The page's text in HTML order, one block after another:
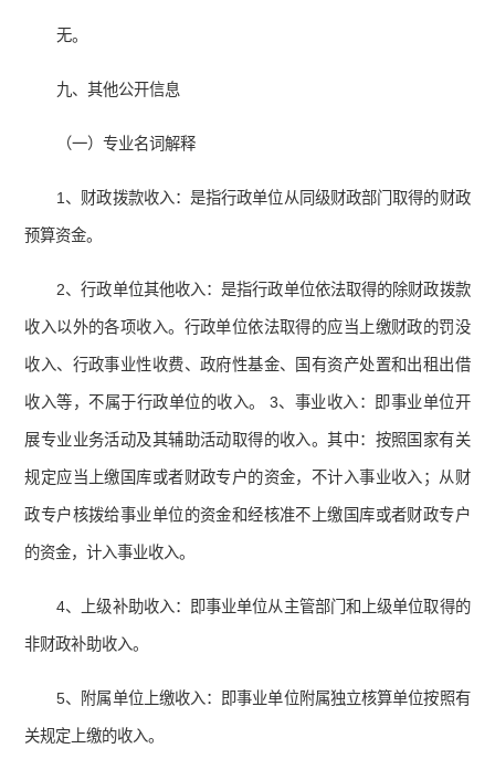
无。
九、其他公开信息
（一）专业名词解释
1、财政拨款收入：是指行政单位从同级财政部门取得的财政
预算资金。
2、行政单位其他收入：是指行政单位依法取得的除财政拨款
收入以外的各项收入。行政单位依法取得的应当上缴财政的罚没
收入、行政事业性收费、政府性基金、国有资产处置和出租出借
收入等，不属于行政单位的收入。 3、事业收入：即事业单位开
展专业业务活动及其辅助活动取得的收入。其中：按照国家有关
规定应当上缴国库或者财政专户的资金，不计入事业收入；从财
政专户核拨给事业单位的资金和经核准不上缴国库或者财政专户
的资金，计入事业收入。
4、上级补助收入：即事业单位从主管部门和上级单位取得的
非财政补助收入。
5、附属单位上缴收入：即事业单位附属独立核算单位按照有
关规定上缴的收入。